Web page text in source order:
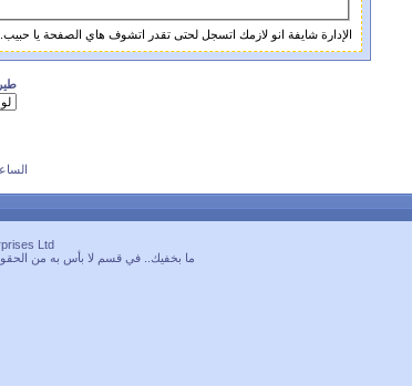
الإدارة شايفة انو لازمك اتسجل لحتى تقدر اتشوف هاي الصفحة يا
Ltd.
ما بخفيك.. في قسم لا بأس به من